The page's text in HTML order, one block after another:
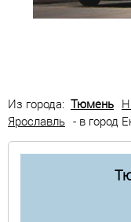
Из города: Тюмень
Ярославль - в город